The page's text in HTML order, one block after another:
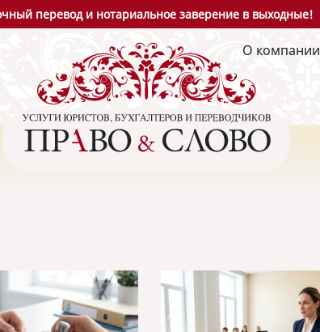
перевод и нотариальное заверение в выходные!
О компании